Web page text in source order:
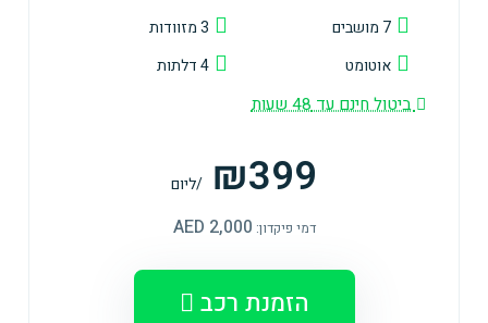
7 מושבים
3 מזוודות
אוטומט
4 דלתות
ביטול חינם עד 48 שעות
₪399 /ליום
דמי פיקדון: 2,000 AED
הזמנת רכב